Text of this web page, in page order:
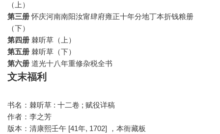
（上）
第三册怀庆河南南阳汝甯肆府雍正十年分地丁本折钱粮册
（下）
第四册 棘听草（上）
第五册 棘听草（下）
第六册 道光十八年重修杂税全书
文末福利
书名：棘听草 : 十二卷 ; 赋役详稿
作者：李之芳
版本：清康熙壬午 [41年, 1702] ，本衙藏板